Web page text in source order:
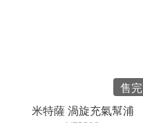
售完
米特薩 渦旋充氣幫浦